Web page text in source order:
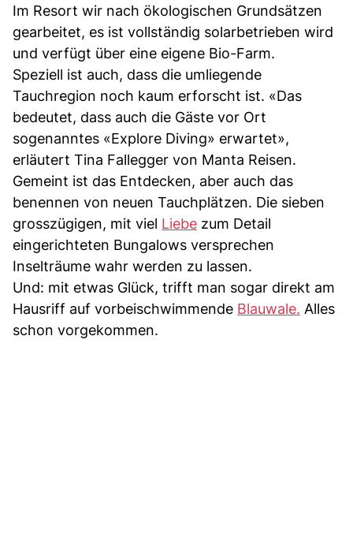
Im Resort wir nach ökologischen Grundsätzen
gearbeitet, es ist vollständig solarbetrieben wird
und verfügt über eine eigene Bio-Farm.
Speziell ist auch, dass die umliegende
Tauchregion noch kaum erforscht ist. «Das
bedeutet, dass auch die Gäste vor Ort
sogenanntes «Explore Diving» erwartet»,
erläutert Tina Fallegger von Manta Reisen.
Gemeint ist das Entdecken, aber auch das
benennen von neuen Tauchplätzen. Die sieben
grosszügigen, mit viel Liebe zum Detail
eingerichteten Bungalows versprechen
Inselträume wahr werden zu lassen.
Und: mit etwas Glück, trifft man sogar direkt am
Hausriff auf vorbeischwimmende Blauwale. Alles
schon vorgekommen.